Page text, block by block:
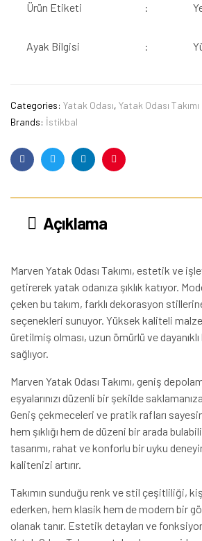
Ürün Etiketi :
Ayak Bilgisi :
Categories: Yatak Odası, Yatak Odası Takımı
Brands: İstikbal
FacebookTwitterLinkedinPinterest
Açıklama
Marven Yatak Odası Takımı, estetik ve
getirerek yatak odanıza şıklık katıyor.
çeken bu takım, farklı dekorasyon
seçenekleri sunuyor. Yüksek kaliteli
üretilmiş olması, uzun ömürlü ve dayanıklı
sağlıyor.
Marven Yatak Odası Takımı, geniş
eşyalarınızı düzenli bir şekilde
Geniş çekmeceleri ve pratik rafları
hem şıklığı hem de düzeni bir arada
tasarımı, rahat ve konforlu bir uyku
kalitenizi artırır.
Takımın sunduğu renk ve stil çeşitliliği,
ederken, hem klasik hem de modern bir
olanak tanır. Estetik detayları ve